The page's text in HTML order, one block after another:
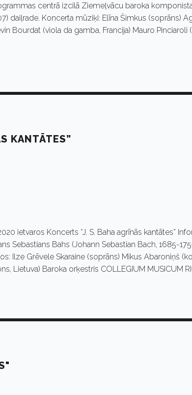
centrā izcilā Ziemeļvācu baroka
daiļrade. Koncerta mūziķi: Elīna Šimkus (soprāns)
Bourdat (viola da gamba, Francija) Mauro Pinciaroli
KANTĀTES”
ietvaros Koncerts “J. S. Baha agrīnās kantātes”
Sebastians Bahs (Johann Sebastian Bach, 1685-
Ilze Grēvele Skaraine (soprāns) Mikus Abaroniņš
Lietuva) Baroka orķestris COLLEGIUM MUSICUM